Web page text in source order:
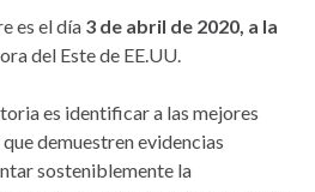
es el día 3 de abril de 2020, a la
del Este de EE.UU.
es identificar a las mejores
demuestren evidencias
sosteniblemente la